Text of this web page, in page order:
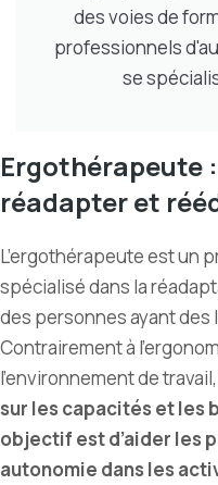
des voies de
professionnels
se
Ergothérapeute
réadapter et
L’ergothérapeute est un
spécialisé dans la
des personnes ayant
Contrairement à
l’environnement de travail,
sur les capacités et les
objectif est d’aider les
autonomie dans les